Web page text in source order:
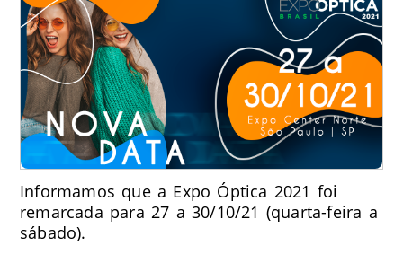
Informamos que a Expo Óptica 2021 foi
remarcada para 27 a 30/10/21 (quarta-feira a
sábado).